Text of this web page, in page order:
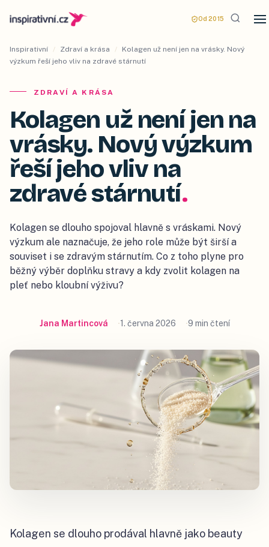
Od 2015
Inspirativní / Zdraví a krása /
Kolagen už není jen na vrásky. Nový
výzkum řeší jeho vliv na zdravé stárnutí
ZDRAVÍ A KRÁSA
Kolagen už není jen na
vrásky. Nový výzkum
řeší jeho vliv na
zdravé stárnutí.
Kolagen se dlouho spojoval hlavně s vráskami. Nový
výzkum ale naznačuje, že jeho role může být širší a
souviset i se zdravým stárnutím. Co z toho plyne pro
běžný výběr doplňku stravy a kdy zvolit kolagen na
pleť nebo kloubní výživu?
Jana Martincová 1. června 2026 9 min čtení
Kolagen se dlouho prodával hlavně jako beauty